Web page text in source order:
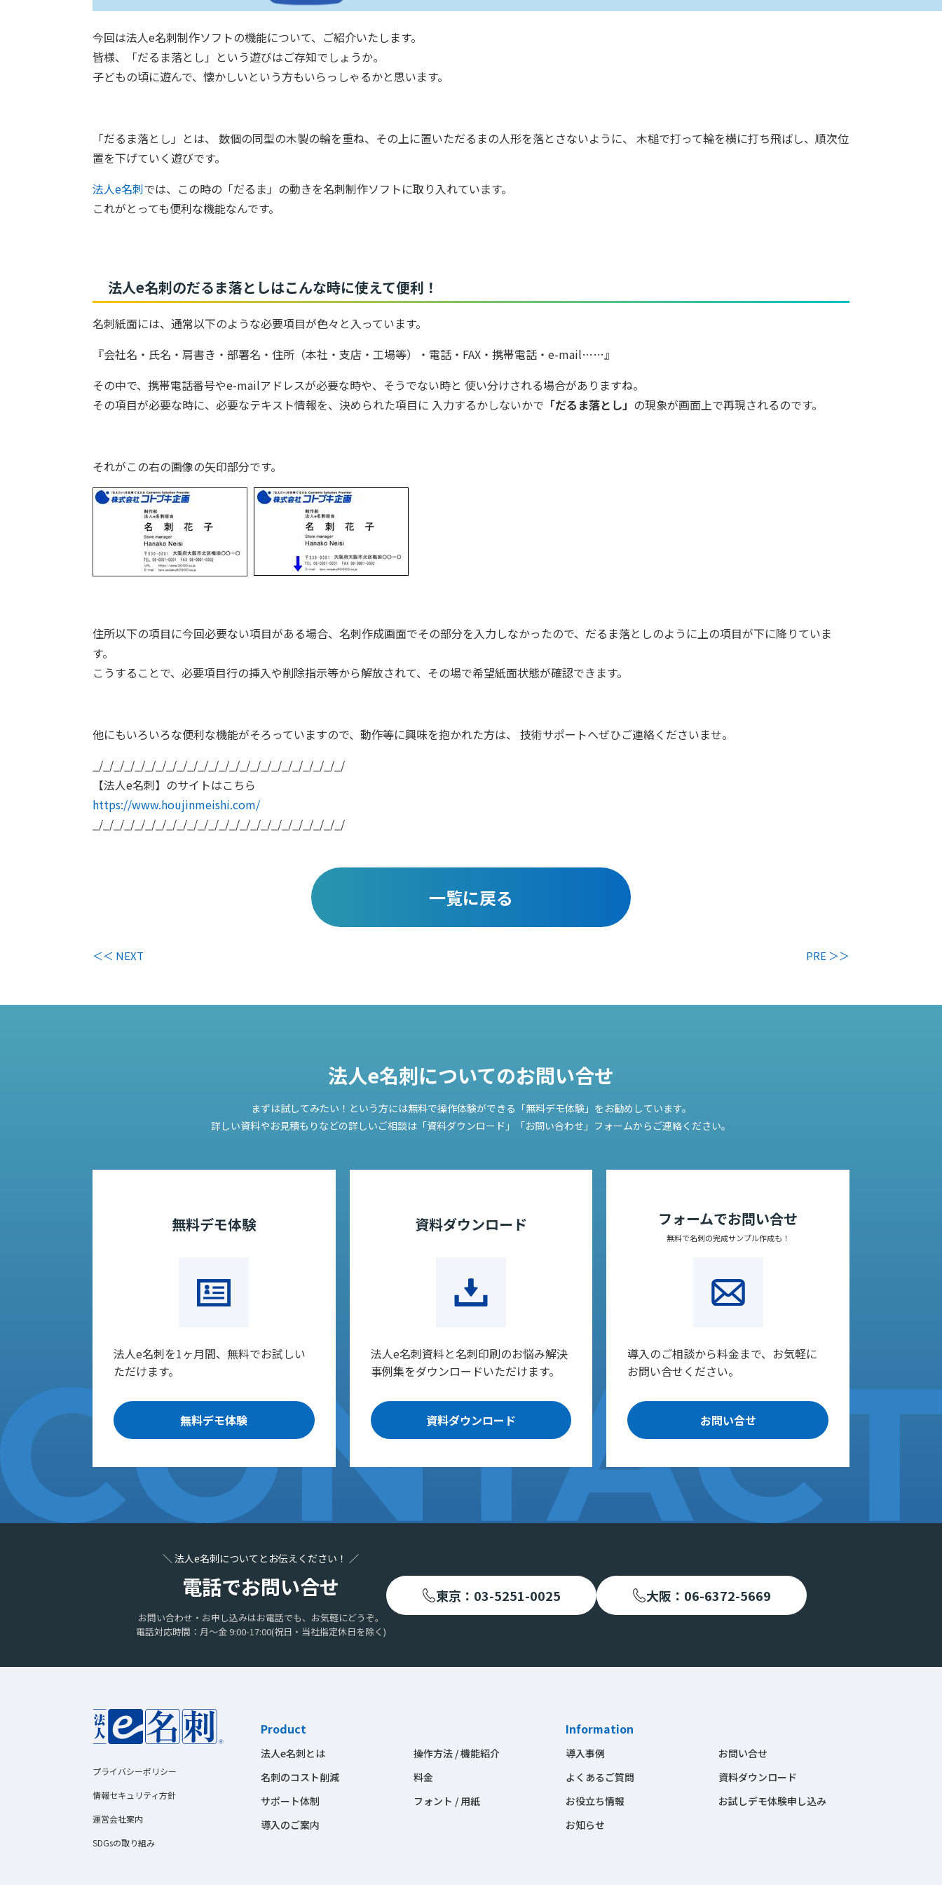
今回は法人e名刺制作ソフトの機能について、ご紹介いたします。
皆様、「だるま落とし」という遊びはご存知でしょうか。
子どもの頃に遊んで、懐かしいという方もいらっしゃるかと思います。
「だるま落とし」とは、 数個の同型の木製の輪を重ね、その上に置いただるまの人形を落とさないように、 木槌で打って輪を横に打ち飛ばし、順次位
置を下げていく遊びです。
法人e名刺では、この時の「だるま」の動きを名刺制作ソフトに取り入れています。
これがとっても便利な機能なんです。
法人e名刺のだるま落としはこんな時に使えて便利！
名刺紙面には、通常以下のような必要項目が色々と入っています。
『会社名・氏名・肩書き・部署名・住所（本社・支店・工場等）・電話・FAX・携帯電話・e-mail……』
その中で、携帯電話番号やe-mailアドレスが必要な時や、そうでない時と 使い分けされる場合がありますね。
その項目が必要な時に、必要なテキスト情報を、決められた項目に 入力するかしないかで 「だるま落とし」 の現象が画面上で再現されるのです。
それがこの右の画像の矢印部分です。
住所以下の項目に今回必要ない項目がある場合、名刺作成画面でその部分を入力しなかったので、だるま落としのように上の項目が下に降りていま
す。
こうすることで、必要項目行の挿入や削除指示等から解放されて、その場で希望紙面状態が確認できます。
他にもいろいろな便利な機能がそろっていますので、動作等に興味を抱かれた方は、 技術サポートへぜひご連絡くださいませ。
_/_/_/_/_/_/_/_/_/_/_/_/_/_/_/_/_/_/_/_/_/_/_/_/
【法人e名刺】のサイトはこちら
https://www.houjinmeishi.com/
_/_/_/_/_/_/_/_/_/_/_/_/_/_/_/_/_/_/_/_/_/_/_/_/
一覧に戻る
＜＜ NEXT PRE ＞＞
法人e名刺についてのお問い合せ
まずは試してみたい！という方には無料で操作体験ができる「無料デモ体験」をお勧めしています。
詳しい資料やお見積もりなどの詳しいご相談は「資料ダウンロード」「お問い合わせ」フォームからご連絡ください。
無料デモ体験
法人e名刺を1ヶ月間、無料でお試しい
ただけます。
無料デモ体験
資料ダウンロード
法人e名刺資料と名刺印刷のお悩み解決
事例集をダウンロードいただけます。
資料ダウンロード
フォームでお問い合せ
無料で名刺の完成サンプル作成も！
導入のご相談から料金まで、お気軽に
お問い合せください。
お問い合せ
＼ 法人e名刺についてとお伝えください！ ／
電話でお問い合せ
お問い合わせ・お申し込みはお電話でも、 お気軽にどうぞ。
電話対応時間：月〜金 9:00-17:00(祝日・当社指定休日を除く)
東京：03-5251-0025 大阪：06-6372-5669
プライバシーポリシー
情報セキュリティ方針
運営会社案内
SDGsの取り組み
Product
法人e名刺とは
名刺のコスト削減
サポート体制
導入のご案内
操作方法 / 機能紹介
料金
フォント / 用紙
Information
導入事例
よくあるご質問
お役立ち情報
お知らせ
お問い合せ
資料ダウンロード
お試しデモ体験申し込み